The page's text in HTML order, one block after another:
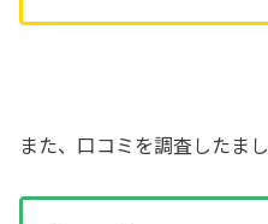
また、口コミを調査したま